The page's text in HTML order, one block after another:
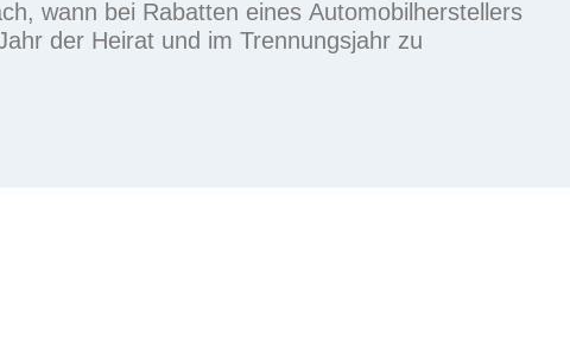
wann bei Rabatten eines Automobilherstellers
der Heirat und im Trennungsjahr zu